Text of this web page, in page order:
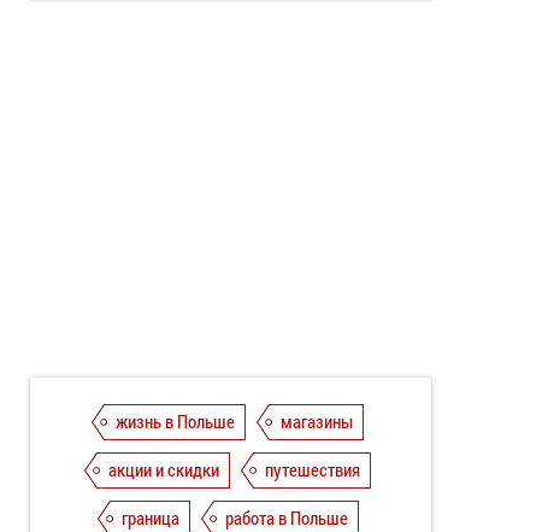
жизнь в Польше
магазины
акции и скидки
путешествия
граница
работа в Польше